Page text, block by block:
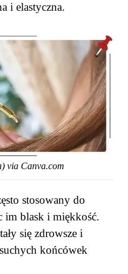
i elastyczna.
via Canva.com
stosowany do
im blask i miękkość.
się zdrowsze i
końcówek